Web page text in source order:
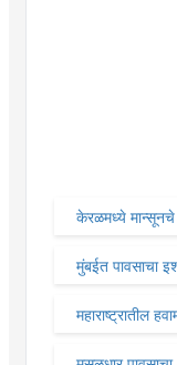
केरळमध्ये
मुंबईत पावसाचा
महाराष्ट्रातील